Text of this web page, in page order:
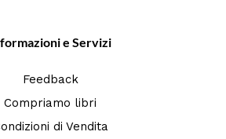
e Servizi
Feedback
Compriamo libri
di Vendita